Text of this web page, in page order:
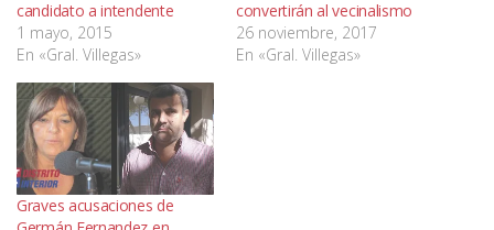
candidato a intendente
1 mayo, 2015
En «Gral. Villegas»
convertirán al vecinalismo
26 noviembre, 2017
En «Gral. Villegas»
Graves acusaciones de